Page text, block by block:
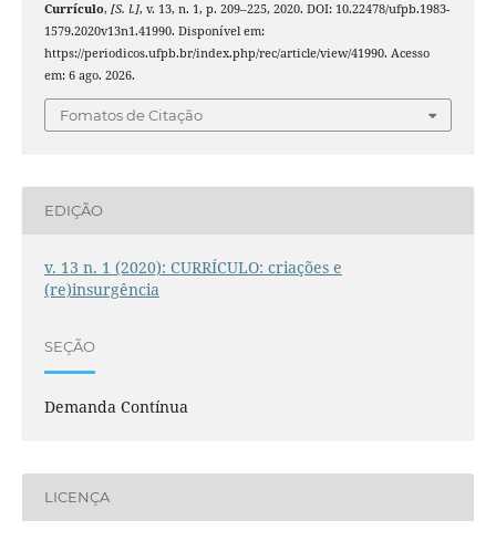
Currículo, [S. l.], v. 13, n. 1, p. 209–225, 2020. DOI: 10.22478/ufpb.1983-
1579.2020v13n1.41990. Disponível em:
https://periodicos.ufpb.br/index.php/rec/article/view/41990. Acesso
em: 6 ago. 2026.
Fomatos de Citação
EDIÇÃO
v. 13 n. 1 (2020): CURRÍCULO: criações e
(re)insurgência
SEÇÃO
Demanda Contínua
LICENÇA